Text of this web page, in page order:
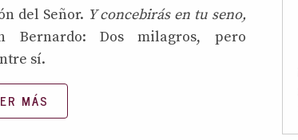
del Señor. Y concebirás en tu seno,
Dos milagros, pero
sí.
MÁS